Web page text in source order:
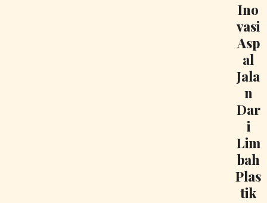
Ino
vasi
Asp
al
Jala
n
Dar
i
Lim
bah
Plas
tik